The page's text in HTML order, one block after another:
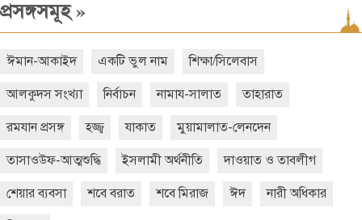
প্রসঙ্গসমূহ»
ঈমান-আকাইদ একটি ভুল নাম শিক্ষা/সিলেবাস
আলকুদস সংখ্যা নির্বাচন নামায-সালাত তাহারাত
রমযান প্রসঙ্গ হজ্জ্ব যাকাত মুয়ামালাত-লেনদেন
তাসাওউফ-আত্মশুদ্ধি ইসলামী অর্থনীতি দাওয়াত ও তাবলীগ
শেয়ার ব্যবসা শবে বরাত শবে মিরাজ ঈদ নারী অধিকার